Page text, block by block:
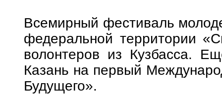
Всемирный фестиваль
федеральной территории
волонтеров из Кузбасса.
Казань на первый
Будущего».